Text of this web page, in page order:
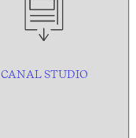
CANAL STUDIO